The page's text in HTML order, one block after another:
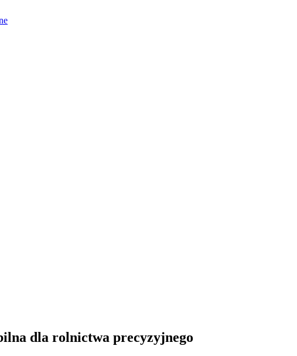
dla rolnictwa precyzyjnego